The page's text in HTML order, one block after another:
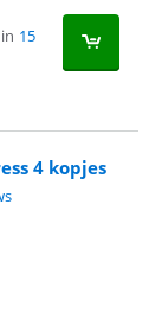
15
4 kopjes